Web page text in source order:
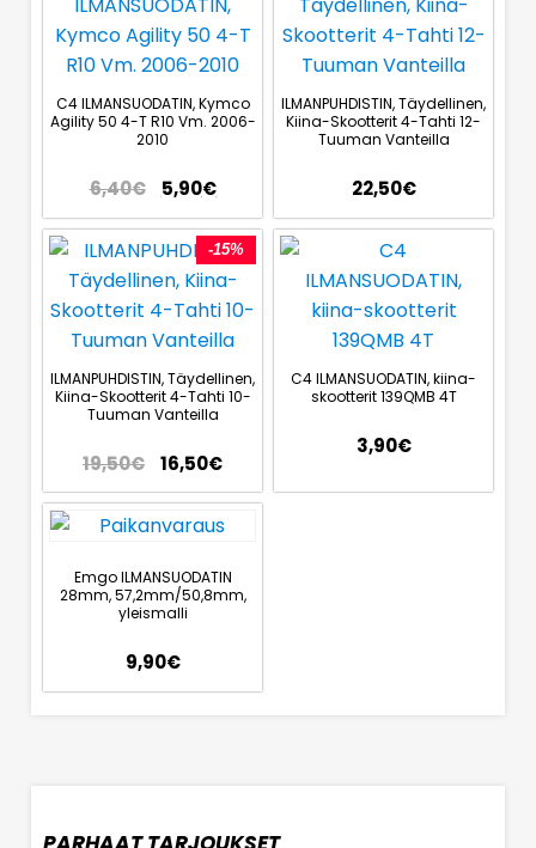
C4 ILMANSUODATIN, Kymco
Agility 50 4-T R10 Vm. 2006-
2010
6,40€ 5,90€
ILMANPUHDISTIN, Täydellinen,
Kiina-Skootterit 4-Tahti 12-
Tuuman Vanteilla
22,50€
-15%
ILMANPUHDISTIN, Täydellinen,
Kiina-Skootterit 4-Tahti 10-
Tuuman Vanteilla
19,50€ 16,50€
C4 ILMANSUODATIN, kiina-
skootterit 139QMB 4T
3,90€
Emgo ILMANSUODATIN
28mm, 57,2mm/50,8mm,
yleismalli
9,90€